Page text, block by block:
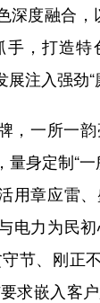
文件
居 信
乐
一路 亚
深度融合，
手，打造
注入强劲“
一所一韵
身定制“
用章应雷
电力为民
节、刚正
求嵌入客